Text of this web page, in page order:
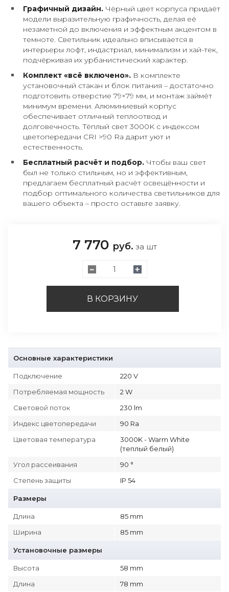
Графичный дизайн. Чёрный цвет корпуса придаёт
модели выразительную графичность, делая её
незаметной до включения и эффектным акцентом в
темноте. Светильник идеально вписывается в
интерьеры лофт, индастриал, минимализм и хай-тек,
подчёркивая их урбанистический характер.
Комплект «всё включено». В комплекте
установочный стакан и блок питания – достаточно
подготовить отверстие 79×79 мм, и монтаж займёт
минимум времени. Алюминиевый корпус
обеспечивает отличный теплоотвод и
долговечность. Тёплый свет 3000K с индексом
цветопередачи CRI >90 Ra дарит уют и
естественность.
Бесплатный расчёт и подбор. Чтобы ваш свет
был не только стильным, но и эффективным,
предлагаем бесплатный расчёт освещённости и
подбор оптимального количества светильников для
вашего объекта – просто оставьте заявку.
7 770 руб. за шт
В КОРЗИНУ
Основные характеристики
Подключение
220 V
Потребляемая мощность
2 W
Световой поток
230 lm
Индекс цветопередачи
90 Ra
Цветовая температура
3000K - Warm White
(теплый белый)
Угол рассеивания
90 °
Степень защиты
IP 54
Размеры
Длина
85 mm
Ширина
85 mm
Установочные размеры
Высота
58 mm
Длина
78 mm